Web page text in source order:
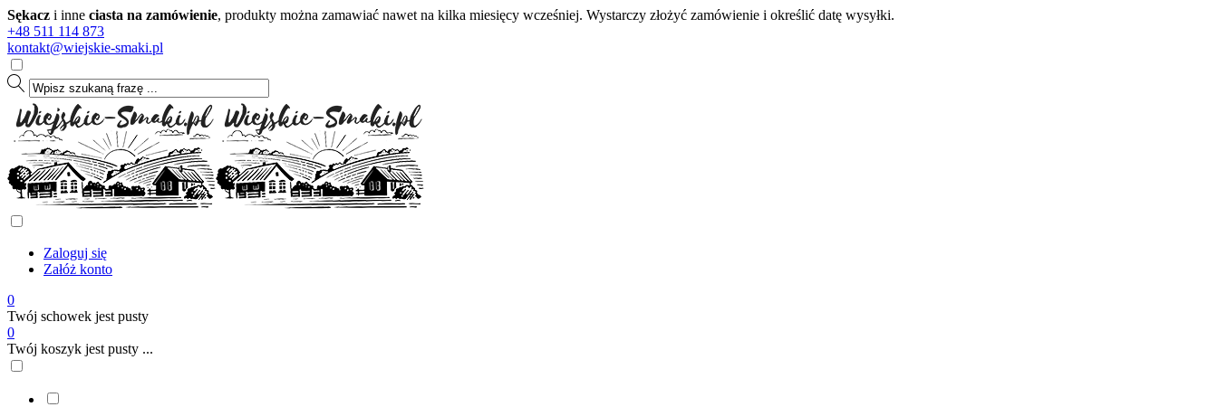
Sękacz i inne ciasta na zamówienie, produkty można zamawiać nawet na kilka miesięcy wcześniej. Wystarczy złożyć zamówienie i określić datę wysyłki.
+48 511 114 873
kontakt@wiejskie-smaki.pl
Zaloguj się
Załóż konto
0
Twój schowek jest pusty
0
Twój koszyk jest pusty ...